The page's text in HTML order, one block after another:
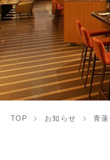
TOP お知らせ 青